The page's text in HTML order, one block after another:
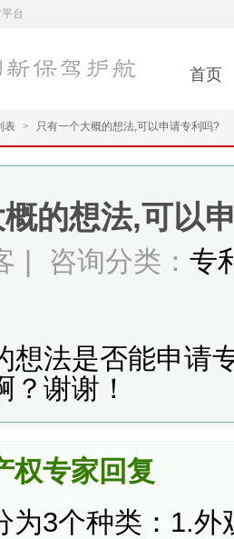
台
首页
表 > 只有一个大概的想法,可以申请专利吗?
的想法,可以
咨询分类： 专
想法是否能申请
？谢谢！
权专家回复
为3个种类：1.